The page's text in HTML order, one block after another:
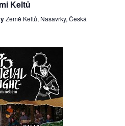
Keltů
Země Keltů, Nasavrky, Česká